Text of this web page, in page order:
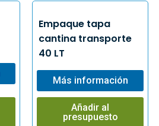
Empaque tapa
cantina transporte
40 LT
Más información
Añadir al
presupuesto